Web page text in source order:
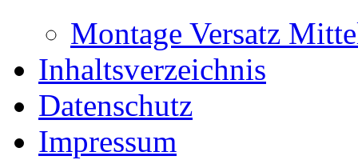
Montage Versatz
Inhaltsverzeichnis
Datenschutz
Impressum